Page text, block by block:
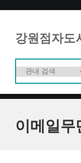
강원점자도
이메일무